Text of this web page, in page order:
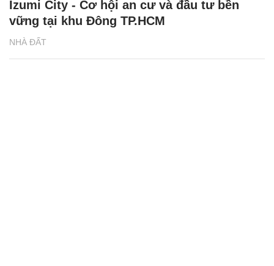
NHÀ ĐẤT
Izumi City - Cơ hội an cư và đầu tư bền
vững tại khu Đông TP.HCM